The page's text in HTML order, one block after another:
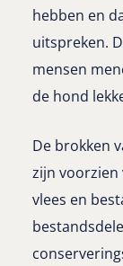
hebben en
uitspreken.
mensen
de hond
De brokken
zijn voorzien
vlees en